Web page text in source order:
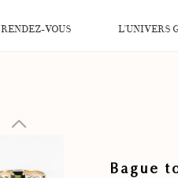
RENDEZ-VOUS L’UNIVERS
Bague